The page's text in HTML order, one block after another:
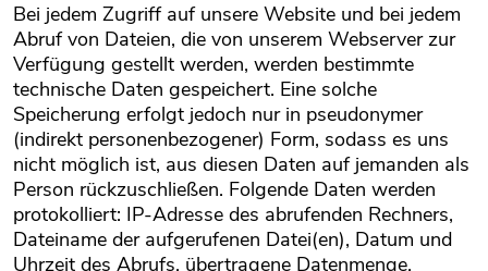
Bei jedem Zugriff auf unsere Website und bei jedem
Abruf von Dateien, die von unserem Webserver zur
Verfügung gestellt werden, werden bestimmte
technische Daten gespeichert. Eine solche
Speicherung erfolgt jedoch nur in pseudonymer
(indirekt personenbezogener) Form, sodass es uns
nicht möglich ist, aus diesen Daten auf jemanden als
Person rückzuschließen. Folgende Daten werden
protokolliert: IP-Adresse des abrufenden Rechners,
Dateiname der aufgerufenen Datei(en), Datum und
Uhrzeit des Abrufs, übertragene Datenmenge,